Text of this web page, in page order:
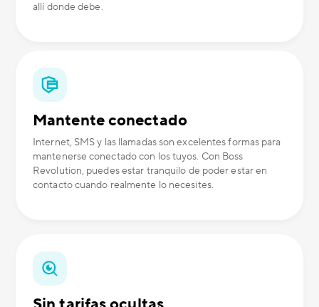
allí donde debe.
Mantente conectado
Internet, SMS y las llamadas son excelentes formas para
mantenerse conectado con los tuyos. Con Boss
Revolution, puedes estar tranquilo de poder estar en
contacto cuando realmente lo necesites.